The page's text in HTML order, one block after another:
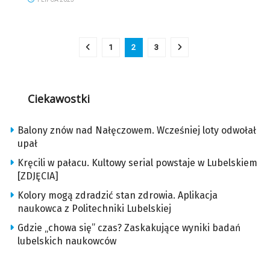
1 2 3
Ciekawostki
Balony znów nad Nałęczowem. Wcześniej loty odwołał
upał
Kręcili w pałacu. Kultowy serial powstaje w Lubelskiem
[ZDJĘCIA]
Kolory mogą zdradzić stan zdrowia. Aplikacja
naukowca z Politechniki Lubelskiej
Gdzie „chowa się” czas? Zaskakujące wyniki badań
lubelskich naukowców